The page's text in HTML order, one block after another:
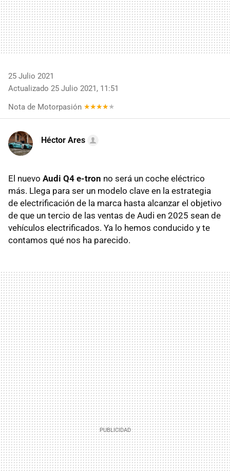
25 Julio 2021
Actualizado 25 Julio 2021, 11:51
Nota de Motorpasión
Héctor Ares
El nuevo Audi Q4 e-tron no será un coche eléctrico
más. Llega para ser un modelo clave en la estrategia
de electrificación de la marca hasta alcanzar el objetivo
de que un tercio de las ventas de Audi en 2025 sean de
vehículos electrificados. Ya lo hemos conducido y te
contamos qué nos ha parecido.